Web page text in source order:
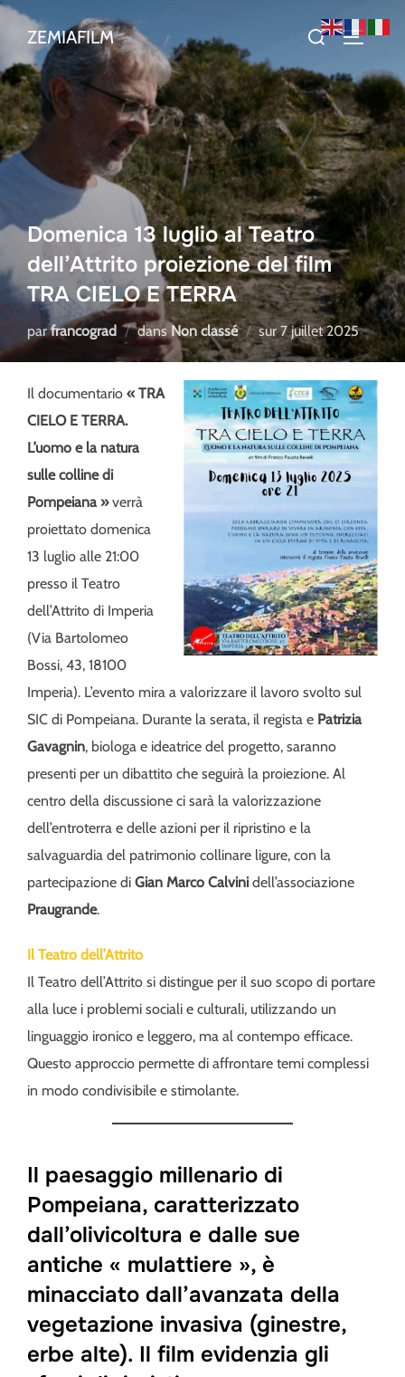
Aller
contenu
ZEMIAFILM Rechercher :
Domenica 13 luglio al Teatro
dell’Attrito proiezione del film
TRA CIELO E TERRA
parfrancograd dansNon classé surPublié
le
7 juillet 2025
Il documentario « TRA
CIELO E TERRA.
L’uomo e la natura
sulle colline di
Pompeiana »verrà
proiettato domenica
13 luglio alle 21:00
presso il Teatro
dell’Attrito di Imperia
(Via Bartolomeo
Bossi, 43, 18100
Imperia). L’evento mira a valorizzare il lavoro svolto sul
SIC di Pompeiana. Durante la serata, il regista e Patrizia
Gavagnin, biologa e ideatrice del progetto, saranno
presenti per un dibattito che seguirà la proiezione. Al
centro della discussione ci sarà la valorizzazione
dell’entroterra e delle azioni per il ripristino e la
salvaguardia del patrimonio collinare ligure, con la
partecipazione di Gian Marco Calvini dell’associazione
Praugrande.
Il Teatro dell’Attrito
Il Teatro dell’Attrito si distingue per il suo scopo di portare
alla luce i problemi sociali e culturali, utilizzando un
linguaggio ironico e leggero, ma al contempo efficace.
Questo approccio permette di affrontare temi complessi
in modo condivisibile e stimolante.
Il paesaggio millenario di
Pompeiana, caratterizzato
dall’olivicoltura e dalle sue
antiche « mulattiere », è
minacciato dall’avanzata della
vegetazione invasiva (ginestre,
erbe alte). Il film evidenzia gli